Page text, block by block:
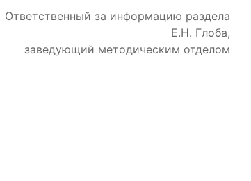
Ответственный за информацию раздела
Е.Н. Глоба,
заведующий методическим отделом